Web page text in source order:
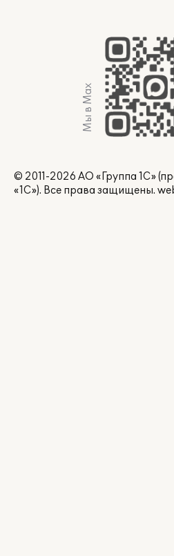
Мы в Max
© 2011-2026 АО «Группа 1С»
«1С»). Все права защищены.